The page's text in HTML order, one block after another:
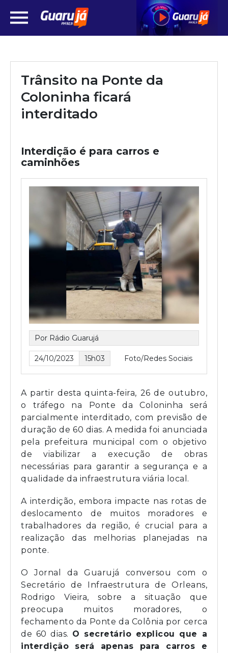
Trânsito na Ponte da
Coloninha ficará
interditado
Interdição é para carros e
caminhões
Por Rádio Guarujá
24/10/2023 15h03 Foto/Redes Sociais
A partir desta quinta-feira, 26 de outubro,
o tráfego na Ponte da Coloninha será
parcialmente interditado, com previsão de
duração de 60 dias. A medida foi anunciada
pela prefeitura municipal com o objetivo
de viabilizar a execução de obras
necessárias para garantir a segurança e a
qualidade da infraestrutura viária local.
A interdição, embora impacte nas rotas de
deslocamento de muitos moradores e
trabalhadores da região, é crucial para a
realização das melhorias planejadas na
ponte.
O Jornal da Guarujá conversou com o
Secretário de Infraestrutura de Orleans,
Rodrigo Vieira, sobre a situação que
preocupa muitos moradores, o
fechamento da Ponte da Colônia por cerca
de 60 dias. O secretário explicou que a
interdição será apenas para carros e